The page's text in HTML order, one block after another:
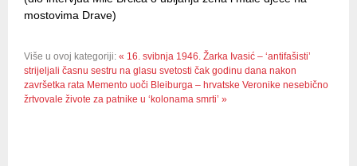
mostovima Drave)
Više u ovoj kategoriji: « 16. svibnja 1946. Žarka Ivasić – ‘antifašisti’
strijeljali časnu sestru na glasu svetosti čak godinu dana nakon
završetka rata Memento uoči Bleiburga – hrvatske Veronike nesebično
žrtvovale živote za patnike u ‘kolonama smrti’ »